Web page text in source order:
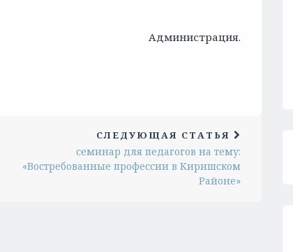
Администрация.
СЛЕДУЮЩАЯ СТАТЬЯ
семинар для педагогов на тему:
«Востребованные профессии в Киришском
Районе»